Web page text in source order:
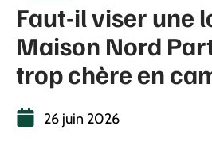
Faut-il viser une
Maison Nord
trop chère en
26 juin 2026